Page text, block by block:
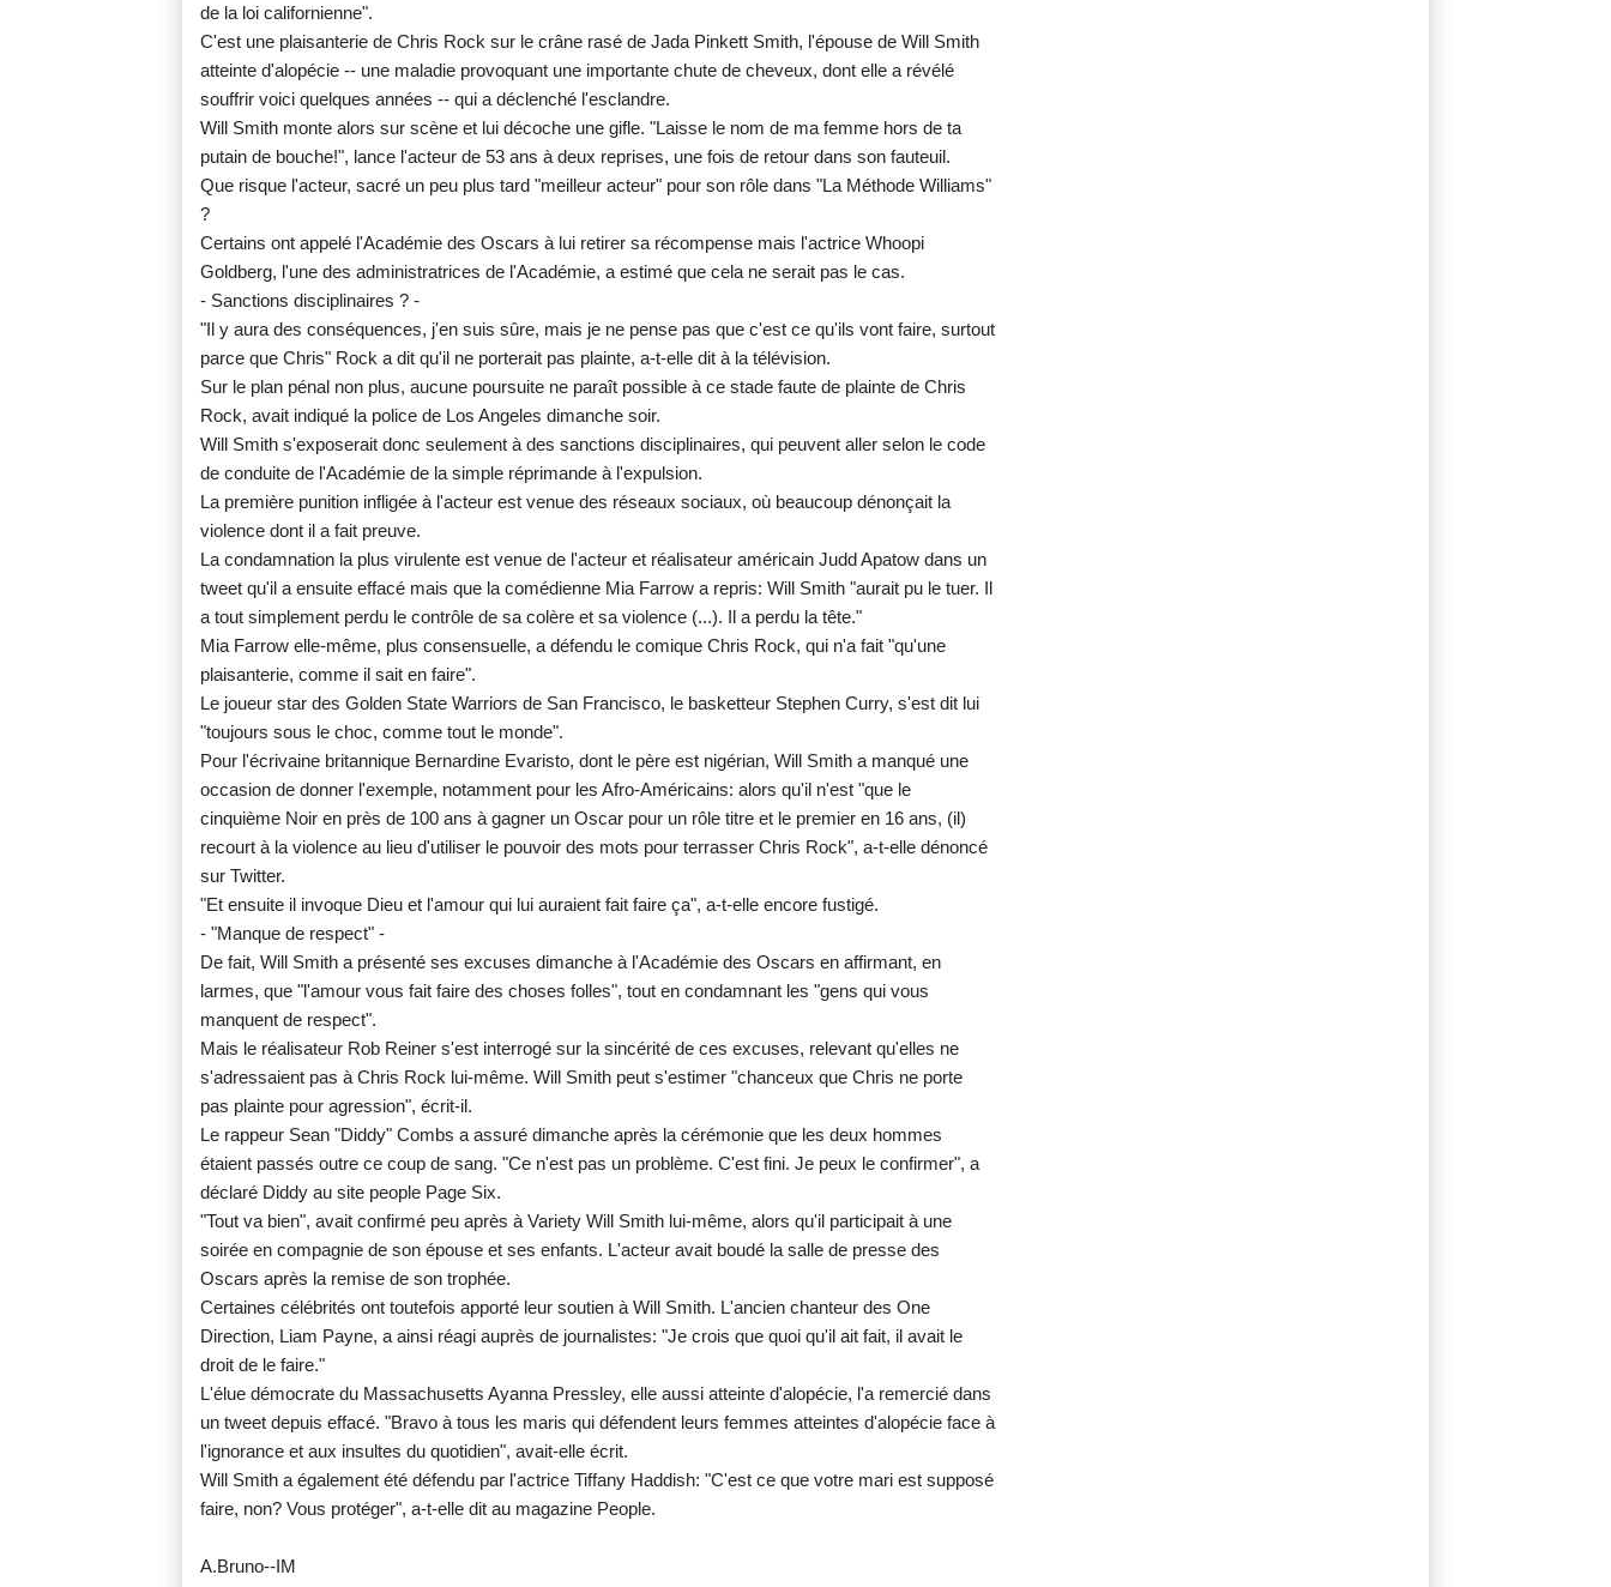
de la loi californienne".
C'est une plaisanterie de Chris Rock sur le crâne rasé de Jada Pinkett Smith, l'épouse de Will Smith
atteinte d'alopécie -- une maladie provoquant une importante chute de cheveux, dont elle a révélé
souffrir voici quelques années -- qui a déclenché l'esclandre.
Will Smith monte alors sur scène et lui décoche une gifle. "Laisse le nom de ma femme hors de ta
putain de bouche!", lance l'acteur de 53 ans à deux reprises, une fois de retour dans son fauteuil.
Que risque l'acteur, sacré un peu plus tard "meilleur acteur" pour son rôle dans "La Méthode Williams"
?
Certains ont appelé l'Académie des Oscars à lui retirer sa récompense mais l'actrice Whoopi
Goldberg, l'une des administratrices de l'Académie, a estimé que cela ne serait pas le cas.
- Sanctions disciplinaires ? -
"Il y aura des conséquences, j'en suis sûre, mais je ne pense pas que c'est ce qu'ils vont faire, surtout
parce que Chris" Rock a dit qu'il ne porterait pas plainte, a-t-elle dit à la télévision.
Sur le plan pénal non plus, aucune poursuite ne paraît possible à ce stade faute de plainte de Chris
Rock, avait indiqué la police de Los Angeles dimanche soir.
Will Smith s'exposerait donc seulement à des sanctions disciplinaires, qui peuvent aller selon le code
de conduite de l'Académie de la simple réprimande à l'expulsion.
La première punition infligée à l'acteur est venue des réseaux sociaux, où beaucoup dénonçait la
violence dont il a fait preuve.
La condamnation la plus virulente est venue de l'acteur et réalisateur américain Judd Apatow dans un
tweet qu'il a ensuite effacé mais que la comédienne Mia Farrow a repris: Will Smith "aurait pu le tuer. Il
a tout simplement perdu le contrôle de sa colère et sa violence (...). Il a perdu la tête."
Mia Farrow elle-même, plus consensuelle, a défendu le comique Chris Rock, qui n'a fait "qu'une
plaisanterie, comme il sait en faire".
Le joueur star des Golden State Warriors de San Francisco, le basketteur Stephen Curry, s'est dit lui
"toujours sous le choc, comme tout le monde".
Pour l'écrivaine britannique Bernardine Evaristo, dont le père est nigérian, Will Smith a manqué une
occasion de donner l'exemple, notamment pour les Afro-Américains: alors qu'il n'est "que le
cinquième Noir en près de 100 ans à gagner un Oscar pour un rôle titre et le premier en 16 ans, (il)
recourt à la violence au lieu d'utiliser le pouvoir des mots pour terrasser Chris Rock", a-t-elle dénoncé
sur Twitter.
"Et ensuite il invoque Dieu et l'amour qui lui auraient fait faire ça", a-t-elle encore fustigé.
- "Manque de respect" -
De fait, Will Smith a présenté ses excuses dimanche à l'Académie des Oscars en affirmant, en
larmes, que "l'amour vous fait faire des choses folles", tout en condamnant les "gens qui vous
manquent de respect".
Mais le réalisateur Rob Reiner s'est interrogé sur la sincérité de ces excuses, relevant qu'elles ne
s'adressaient pas à Chris Rock lui-même. Will Smith peut s'estimer "chanceux que Chris ne porte
pas plainte pour agression", écrit-il.
Le rappeur Sean "Diddy" Combs a assuré dimanche après la cérémonie que les deux hommes
étaient passés outre ce coup de sang. "Ce n'est pas un problème. C'est fini. Je peux le confirmer", a
déclaré Diddy au site people Page Six.
"Tout va bien", avait confirmé peu après à Variety Will Smith lui-même, alors qu'il participait à une
soirée en compagnie de son épouse et ses enfants. L'acteur avait boudé la salle de presse des
Oscars après la remise de son trophée.
Certaines célébrités ont toutefois apporté leur soutien à Will Smith. L'ancien chanteur des One
Direction, Liam Payne, a ainsi réagi auprès de journalistes: "Je crois que quoi qu'il ait fait, il avait le
droit de le faire."
L'élue démocrate du Massachusetts Ayanna Pressley, elle aussi atteinte d'alopécie, l'a remercié dans
un tweet depuis effacé. "Bravo à tous les maris qui défendent leurs femmes atteintes d'alopécie face à
l'ignorance et aux insultes du quotidien", avait-elle écrit.
Will Smith a également été défendu par l'actrice Tiffany Haddish: "C'est ce que votre mari est supposé
faire, non? Vous protéger", a-t-elle dit au magazine People.
A.Bruno--IM